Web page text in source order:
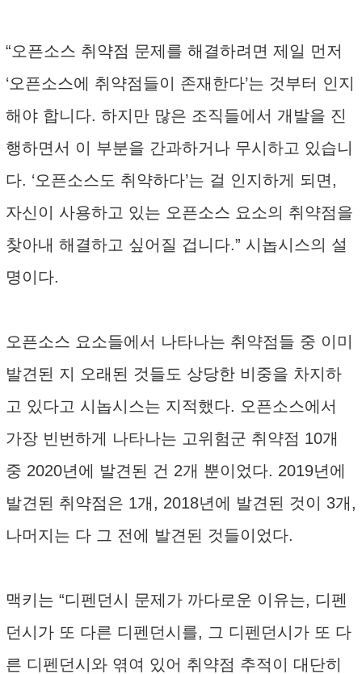
“오픈소스 취약점 문제를 해결하려면 제일 먼저
‘오픈소스에 취약점들이 존재한다’는 것부터 인지
해야 합니다. 하지만 많은 조직들에서 개발을 진
행하면서 이 부분을 간과하거나 무시하고 있습니
다. ‘오픈소스도 취약하다’는 걸 인지하게 되면,
자신이 사용하고 있는 오픈소스 요소의 취약점을
찾아내 해결하고 싶어질 겁니다.” 시놉시스의 설
명이다.
오픈소스 요소들에서 나타나는 취약점들 중 이미
발견된 지 오래된 것들도 상당한 비중을 차지하
고 있다고 시놉시스는 지적했다. 오픈소스에서
가장 빈번하게 나타나는 고위험군 취약점 10개
중 2020년에 발견된 건 2개 뿐이었다. 2019년에
발견된 취약점은 1개, 2018년에 발견된 것이 3개,
나머지는 다 그 전에 발견된 것들이었다.
맥키는 “디펜던시 문제가 까다로운 이유는, 디펜
던시가 또 다른 디펜던시를, 그 디펜던시가 또 다
른 디펜던시와 엮여 있어 취약점 추적이 대단히